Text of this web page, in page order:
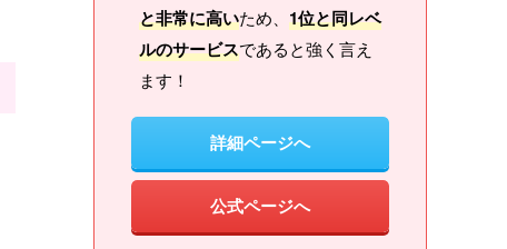
と非常に高いため、 1位と同レベ
ルのサービスであると強く言え
ます！
詳細ページへ
公式ページへ